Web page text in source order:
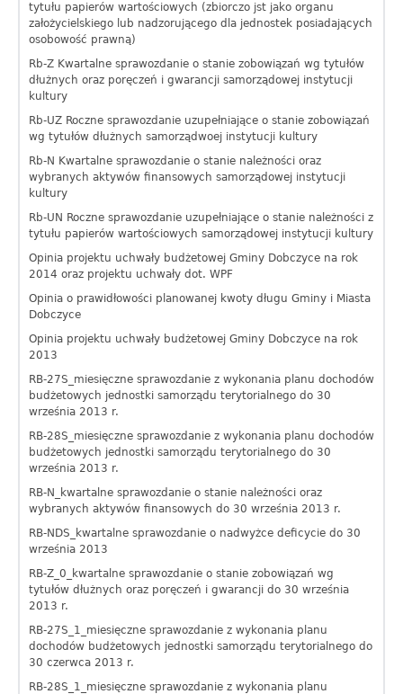
tytułu papierów wartościowych (zbiorczo jst jako organu
założycielskiego lub nadzorującego dla jednostek posiadających
osobowość prawną)
Rb-Z Kwartalne sprawozdanie o stanie zobowiązań wg tytułów
dłużnych oraz poręczeń i gwarancji samorządowej instytucji
kultury
Rb-UZ Roczne sprawozdanie uzupełniające o stanie zobowiązań
wg tytułów dłużnych samorządwoej instytucji kultury
Rb-N Kwartalne sprawozdanie o stanie należności oraz
wybranych aktywów finansowych samorządowej instytucji
kultury
Rb-UN Roczne sprawozdanie uzupełniające o stanie należności z
tytułu papierów wartościowych samorządowej instytucji kultury
Opinia projektu uchwały budżetowej Gminy Dobczyce na rok
2014 oraz projektu uchwały dot. WPF
Opinia o prawidłowości planowanej kwoty długu Gminy i Miasta
Dobczyce
Opinia projektu uchwały budżetowej Gminy Dobczyce na rok
2013
RB-27S_miesięczne sprawozdanie z wykonania planu dochodów
budżetowych jednostki samorządu terytorialnego do 30
września 2013 r.
RB-28S_miesięczne sprawozdanie z wykonania planu dochodów
budżetowych jednostki samorządu terytorialnego do 30
września 2013 r.
RB-N_kwartalne sprawozdanie o stanie należności oraz
wybranych aktywów finansowych do 30 września 2013 r.
RB-NDS_kwartalne sprawozdanie o nadwyżce deficycie do 30
września 2013
RB-Z_0_kwartalne sprawozdanie o stanie zobowiązań wg
tytułów dłużnych oraz poręczeń i gwarancji do 30 września
2013 r.
RB-27S_1_miesięczne sprawozdanie z wykonania planu
dochodów budżetowych jednostki samorządu terytorialnego do
30 czerwca 2013 r.
RB-28S_1_miesięczne sprawozdanie z wykonania planu